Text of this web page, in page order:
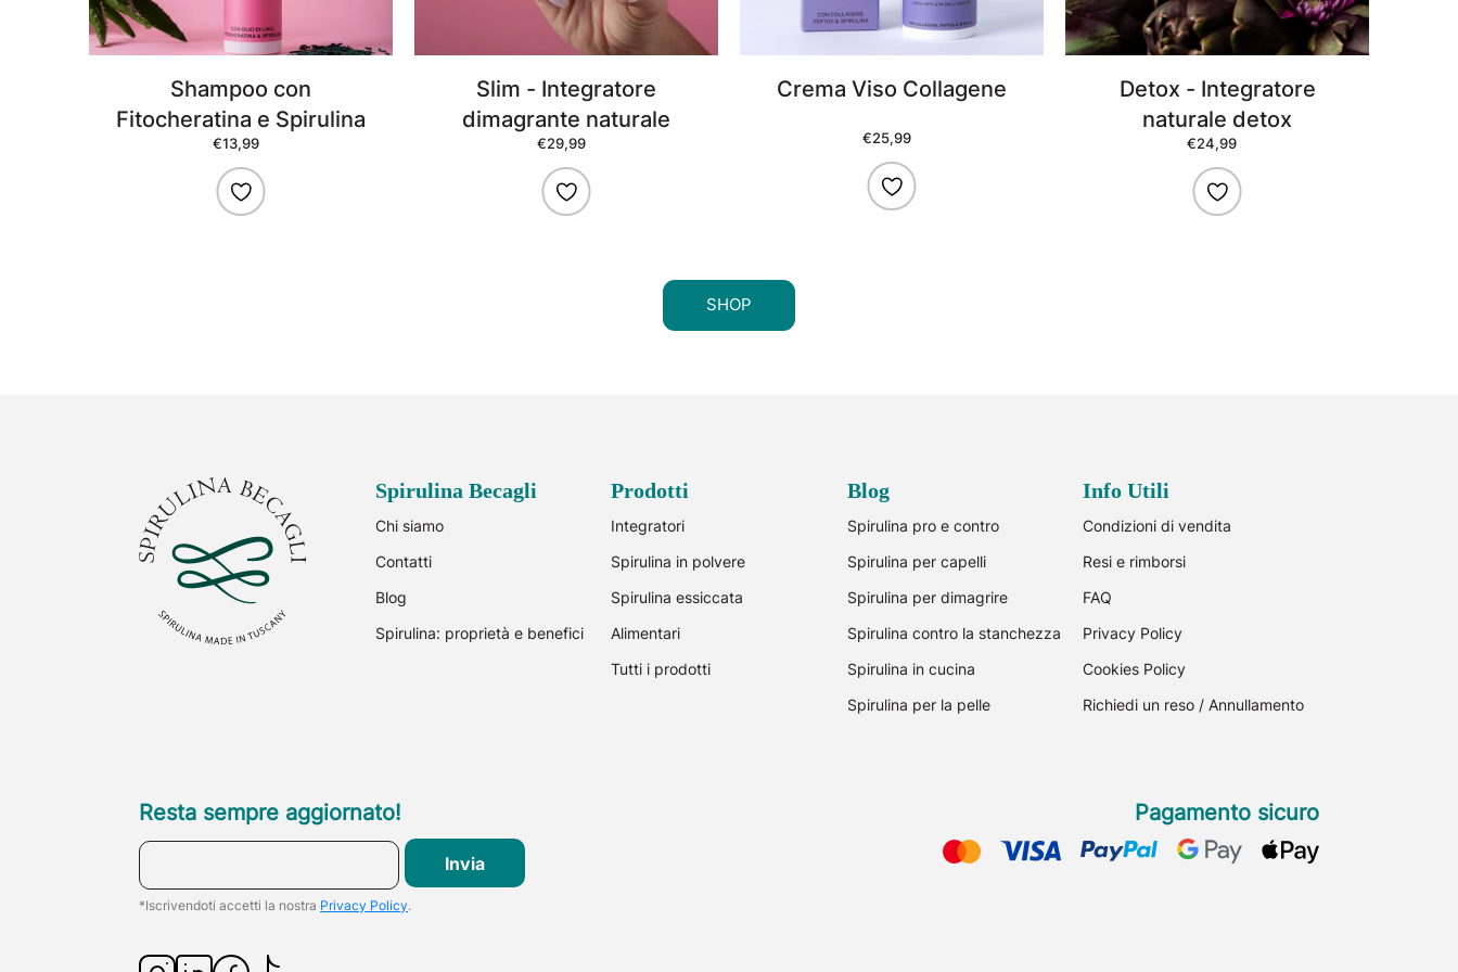
Shampoo con
Fitocheratina e Spirulina
Prezzo
di
listino
€13,99
Slim - Integratore
dimagrante naturale
Prezzo
di
listino
€29,99
Crema Viso Collagene
Prezzo
di
listino
€25,99
Detox - Integratore
naturale detox
Prezzo
di
listino
€24,99
SHOP
Spirulina Becagli
Chi siamo
Contatti
Blog
Spirulina: proprietà e benefici
Prodotti
Integratori
Spirulina in polvere
Spirulina essiccata
Alimentari
Tutti i prodotti
Blog
Spirulina pro e contro
Spirulina per capelli
Spirulina per dimagrire
Spirulina contro la stanchezza
Spirulina in cucina
Spirulina per la pelle
Info Utili
Condizioni di vendita
Resi e rimborsi
FAQ
Privacy Policy
Cookies Policy
Richiedi un reso / Annullamento
Resta sempre aggiornato!
Invia
*Iscrivendoti accetti la nostra Privacy Policy.
Pagamento sicuro